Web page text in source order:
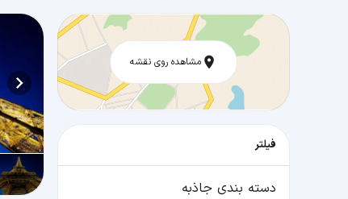
مشاهده روی نقشه
فیلتر
دسته بندی جاذبه